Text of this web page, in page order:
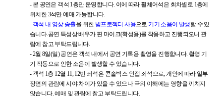
- 본 공연은 객석 1층만 운영합니다. 이에 따라 휠체어석은 회차별로 1층에
위치한 3석만 예매 가능합니다.
-객석 내 영상 송출을 위한 빔프로젝터 사용으로 기기 소음이 발생할 수 있
습니다.공연 특성상 배우가 핀 마이크(확성용)를 착용하고 진행되오니 관
람에 참고 부탁드립니다.
- 2월 8일(일) 공연은 객석 내에서 공연 기록용 촬영을 진행합니다. 촬영 기
기 작동으로 인한 소음이 발생할 수 있습니다.
- 객석 1층 12열 11, 12번 좌석은 콘솔박스 인접 좌석으로, 개인에 따라 일부
장면의 관람에 시야 차이가 있을 수 있으나 극의 이해에는 영향을 끼치지
않습니다. 예매 및 관람에 참고 부탁드립니다.